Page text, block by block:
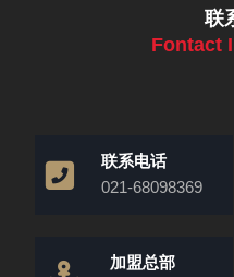
联
Fontact
联系电话
021-68098369
加盟总部